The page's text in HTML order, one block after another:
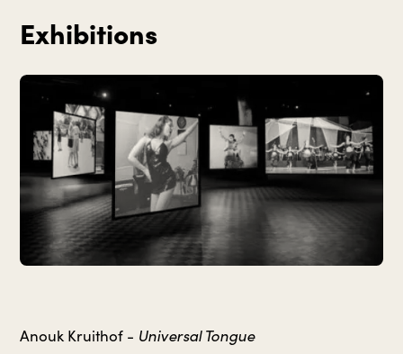
Exhibitions
Anouk Kruithof - Universal Tongue